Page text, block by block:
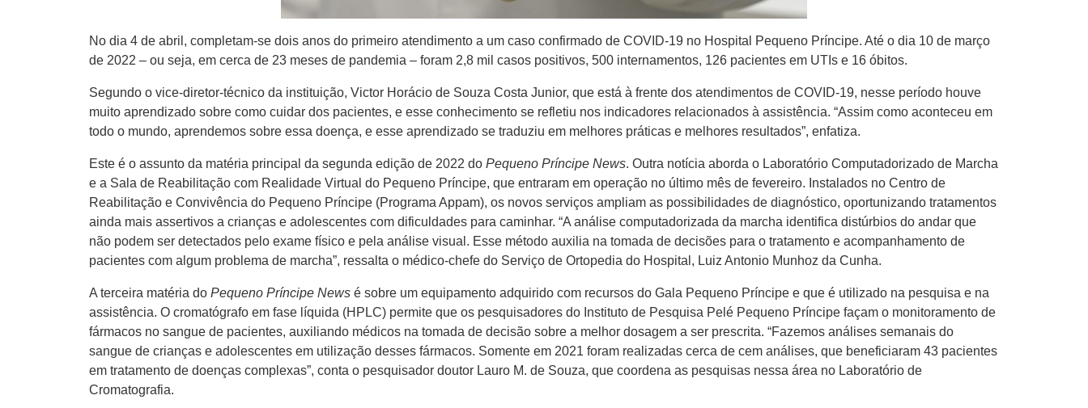
No dia 4 de abril, completam-se dois anos do primeiro atendimento a um caso confirmado de COVID-19 no Hospital Pequeno Príncipe. Até o dia 10 de março
de 2022 – ou seja, em cerca de 23 meses de pandemia – foram 2,8 mil casos positivos, 500 internamentos, 126 pacientes em UTIs e 16 óbitos.
Segundo o vice-diretor-técnico da instituição, Victor Horácio de Souza Costa Junior, que está à frente dos atendimentos de COVID-19, nesse período houve
muito aprendizado sobre como cuidar dos pacientes, e esse conhecimento se refletiu nos indicadores relacionados à assistência. “Assim como aconteceu em
todo o mundo, aprendemos sobre essa doença, e esse aprendizado se traduziu em melhores práticas e melhores resultados”, enfatiza.
Este é o assunto da matéria principal da segunda edição de 2022 do Pequeno Príncipe News. Outra notícia aborda o Laboratório Computadorizado de Marcha
e a Sala de Reabilitação com Realidade Virtual do Pequeno Príncipe, que entraram em operação no último mês de fevereiro. Instalados no Centro de
Reabilitação e Convivência do Pequeno Príncipe (Programa Appam), os novos serviços ampliam as possibilidades de diagnóstico, oportunizando tratamentos
ainda mais assertivos a crianças e adolescentes com dificuldades para caminhar. “A análise computadorizada da marcha identifica distúrbios do andar que
não podem ser detectados pelo exame físico e pela análise visual. Esse método auxilia na tomada de decisões para o tratamento e acompanhamento de
pacientes com algum problema de marcha”, ressalta o médico-chefe do Serviço de Ortopedia do Hospital, Luiz Antonio Munhoz da Cunha.
A terceira matéria do Pequeno Príncipe News é sobre um equipamento adquirido com recursos do Gala Pequeno Príncipe e que é utilizado na pesquisa e na
assistência. O cromatógrafo em fase líquida (HPLC) permite que os pesquisadores do Instituto de Pesquisa Pelé Pequeno Príncipe façam o monitoramento de
fármacos no sangue de pacientes, auxiliando médicos na tomada de decisão sobre a melhor dosagem a ser prescrita. “Fazemos análises semanais do
sangue de crianças e adolescentes em utilização desses fármacos. Somente em 2021 foram realizadas cerca de cem análises, que beneficiaram 43 pacientes
em tratamento de doenças complexas”, conta o pesquisador doutor Lauro M. de Souza, que coordena as pesquisas nessa área no Laboratório de
Cromatografia.